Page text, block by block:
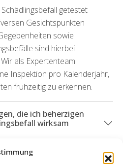
getestet
Gesichtspunkten
sowie
sind hierbei
als Expertenteam
Inspektion pro Kalenderjahr,
frühzeitig zu erkennen.
die ich beherzigen
wirksam
durch die